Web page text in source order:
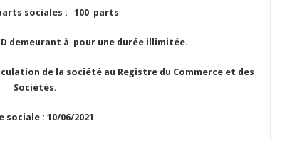
sociales : 100 parts
demeurant à pour une durée illimitée.
de la société au Registre du Commerce et des
Sociétés.
sociale : 10/06/2021